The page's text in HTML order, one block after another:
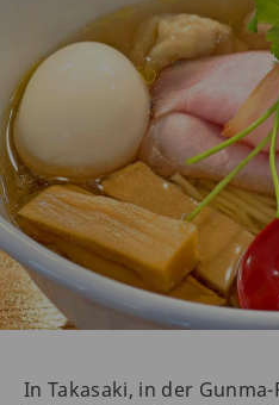
In Takasaki, in der